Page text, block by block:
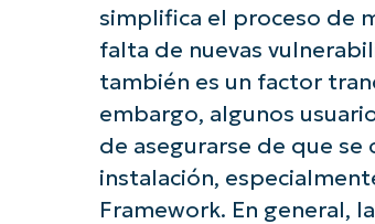
simplifica el proceso de
falta de nuevas
también es un factor
embargo, algunos
de asegurarse de que
instalación,
Framework. En general,